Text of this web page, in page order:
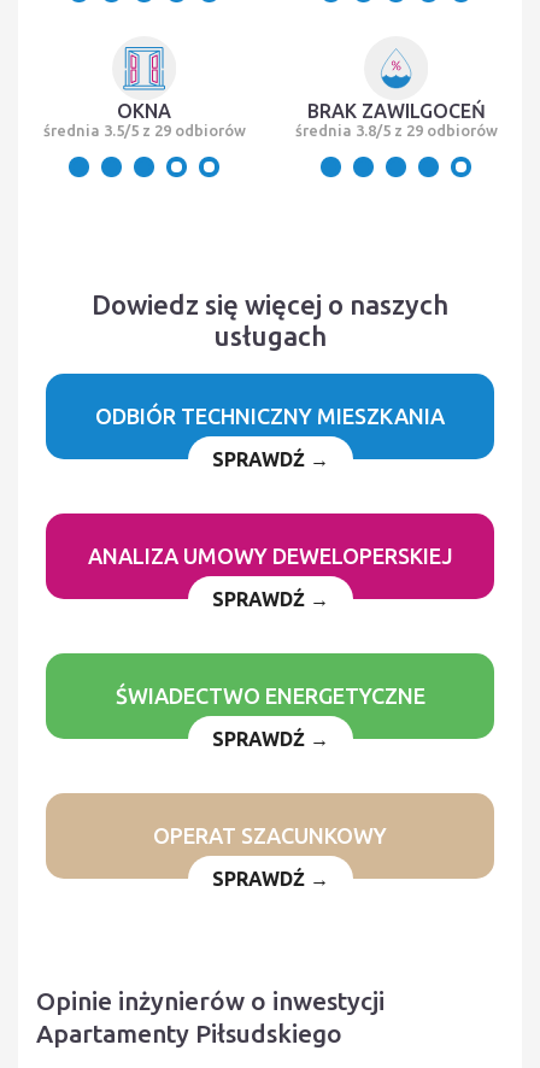
OKNA
średnia 3.5/5 z 29 odbiorów
BRAK ZAWILGOCEŃ
średnia 3.8/5 z 29 odbiorów
Dowiedz się więcej o naszych
usługach
ODBIÓR TECHNICZNY MIESZKANIA
SPRAWDŹ →
ANALIZA UMOWY DEWELOPERSKIEJ
SPRAWDŹ →
ŚWIADECTWO ENERGETYCZNE
SPRAWDŹ →
OPERAT SZACUNKOWY
SPRAWDŹ →
Opinie inżynierów o inwestycji
Apartamenty Piłsudskiego